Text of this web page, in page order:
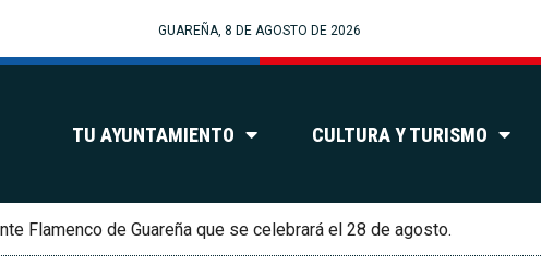
GUAREÑA, 8 DE AGOSTO DE 2026
TU AYUNTAMIENTO CULTURA Y TURISMO
Flamenco de Guareña que se celebrará el 28 de agosto.